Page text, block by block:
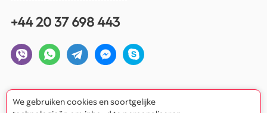
+44 20 37 698 443
We gebruiken cookies en soortgelijke